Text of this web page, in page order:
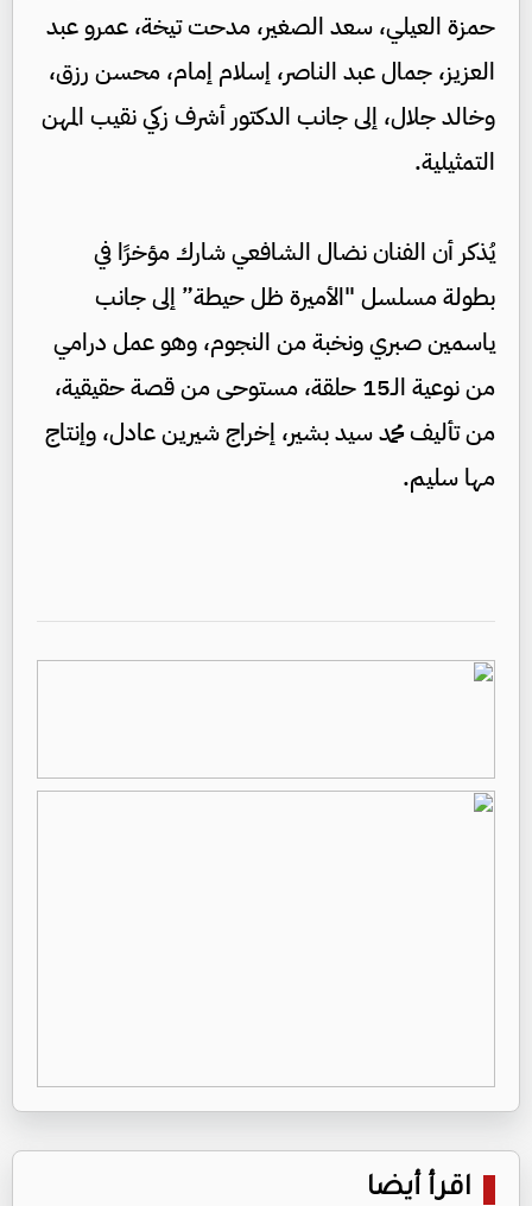
حمزة العيلي، سعد الصغير، مدحت تيخة، عمرو عبد
العزيز، جمال عبد الناصر، إسلام إمام، محسن رزق،
وخالد جلال، إلى جانب الدكتور أشرف زكي نقيب المهن
التمثيلية.
يُذكر أن الفنان نضال الشافعي شارك مؤخرًا في
بطولة مسلسل "الأميرة ظل حيطة” إلى جانب
ياسمين صبري ونخبة من النجوم، وهو عمل درامي
من نوعية الـ15 حلقة، مستوحى من قصة حقيقية،
من تأليف محمد سيد بشير، إخراج شيرين عادل، وإنتاج
مها سليم.
اقرأ أيضا